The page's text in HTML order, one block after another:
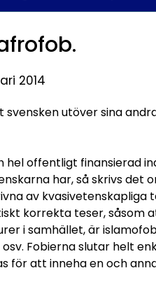
2014
svensken utöver sina
hel offentligt finansierad
har, så skrivs det
av kvasivetenskapliga
korrekta teser, såsom
i samhället, är
Fobierna slutar helt
för att inneha en och